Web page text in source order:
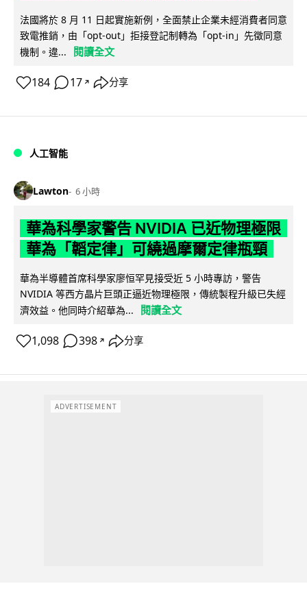
法國將於 8 月 11 日起實施新例，全面禁止企業未經消費者同意
致電推銷，由「opt-out」拒接登記制轉為「opt-in」先徵同意
機制。違...
閱讀全文
184 17 ↗ 分享
人工智能
Lawton 6 小時
華為科學家警告 NVIDIA 已近物理極限
華為「韜定律」可繞過摩爾定律瓶頸
華為半導體首席科學家廖恒罕見接受近 5 小時專訪，警告
NVIDIA 等西方晶片巨頭正逼近物理極限，傳統製程升級已失經
濟效益。他同時介紹華為...
閱讀全文
1,098 398 ↗ 分享
ADVERTISEMENT